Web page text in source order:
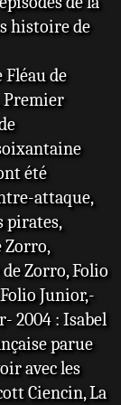
histoire de
Fléau de
Premier
été
attaque,
pirates,
Zorro,
Zorro, Folio
Junior,-
2004 : Isabel
parue
avec les
Ciencin, La